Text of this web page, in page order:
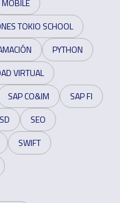
MOBILE
TOKIO SCHOOL
PYTHON
VIRTUAL
SAP CO&IM
SAP FI
SEO
SWIFT